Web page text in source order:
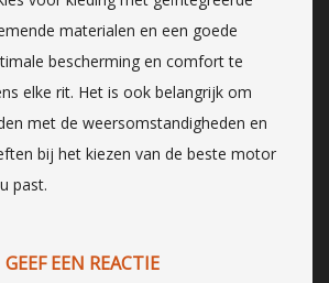
materialen en een goede
bescherming en comfort te
elke rit. Het is ook belangrijk om
met de weersomstandigheden en
bij het kiezen van de beste motor
past.
GEEF EEN REACTIE